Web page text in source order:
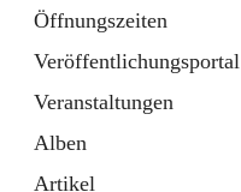
Öffnungszeiten
Veröffentlichungsportal
Veranstaltungen
Alben
Artikel